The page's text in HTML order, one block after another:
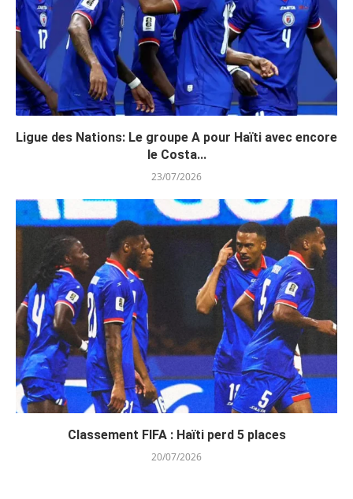
Ligue des Nations: Le groupe A pour Haïti avec encore
le Costa...
23/07/2026
Classement FIFA : Haïti perd 5 places
20/07/2026